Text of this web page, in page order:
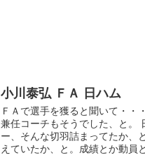
小川泰弘 ＦＡ 日ハム
ＦＡで選手を獲ると聞いて・・
兼任コーチもそうでした、と。
ー、そんな切羽詰まってたか、
えていたか、と。成績とか動員